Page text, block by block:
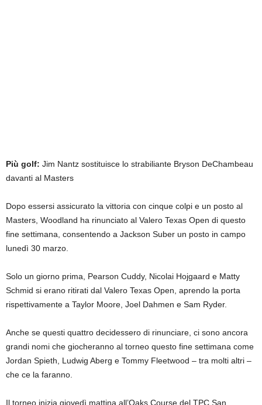
Più golf: Jim Nantz sostituisce lo strabiliante Bryson DeChambeau
davanti al Masters
Dopo essersi assicurato la vittoria con cinque colpi e un posto al
Masters, Woodland ha rinunciato al Valero Texas Open di questo
fine settimana, consentendo a Jackson Suber un posto in campo
lunedì 30 marzo.
Solo un giorno prima, Pearson Cuddy, Nicolai Hojgaard e Matty
Schmid si erano ritirati dal Valero Texas Open, aprendo la porta
rispettivamente a Taylor Moore, Joel Dahmen e Sam Ryder.
Anche se questi quattro decidessero di rinunciare, ci sono ancora
grandi nomi che giocheranno al torneo questo fine settimana come
Jordan Spieth, Ludwig Aberg e Tommy Fleetwood – tra molti altri –
che ce la faranno.
Il torneo inizia giovedì mattina all’Oaks Course del TPC San